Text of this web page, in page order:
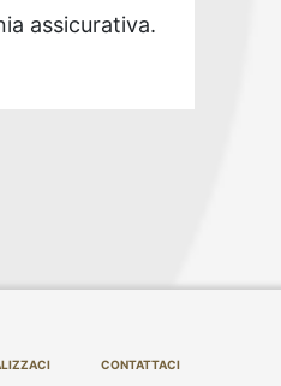
assicurativa.
CONTATTACI